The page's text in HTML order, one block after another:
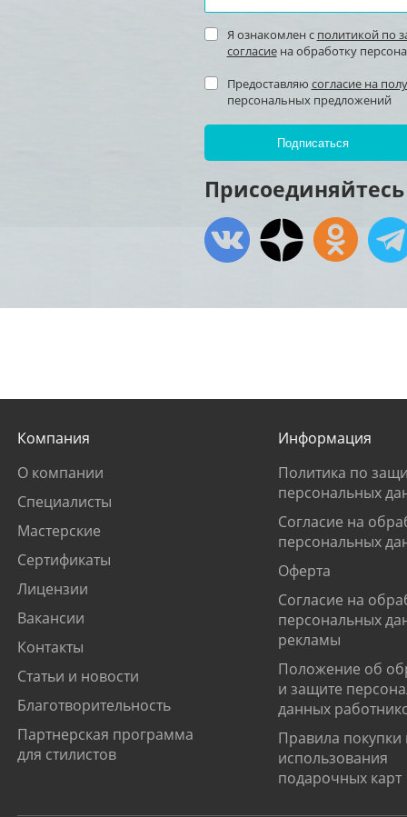
Я ознакомлен с политикой по
согласиена обработку
Предоставляю согласие на
персональных предложений
Компания
О компании
Специалисты
Мастерские
Сертификаты
Лицензии
Вакансии
Контакты
Статьи и новости
Благотворительность
Партнерская программа
для стилистов
Информация
Политика по
персональных
Согласие на
персональных
Оферта
Согласие на
персональных
рекламы
Положение об
и защите
данных
Правила покупки
использования
подарочных карт